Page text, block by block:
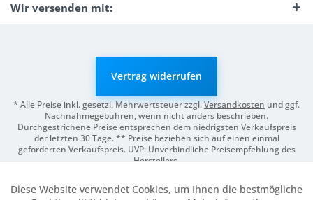
Wir versenden mit:
Vertrag widerrufen
* Alle Preise inkl. gesetzl. Mehrwertsteuer zzgl.Versandkosten und ggf.
Nachnahmegebühren, wenn nicht anders beschrieben.
Durchgestrichene Preise entsprechen dem niedrigsten Verkaufspreis
der letzten 30 Tage. ** Preise beziehen sich auf einen einmal
geforderten Verkaufspreis. UVP: Unverbindliche Preisempfehlung des
Herstellers.
Funktionale Aktiv
Diese Website verwendet Cookies, um Ihnen die bestmögliche